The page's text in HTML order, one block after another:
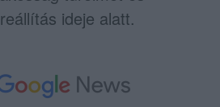
ideje alatt.